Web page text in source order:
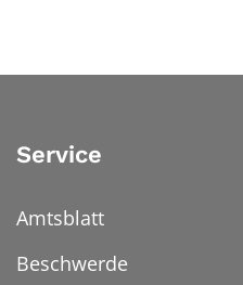
Service
Amtsblatt
Beschwerde